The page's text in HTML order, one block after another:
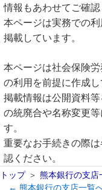
情報もあわせてご確認
本ページは実務での
掲載しています。
本ページは社会保険
の利用を前提に作成し
掲載情報は公開資料
の統廃合や名称変更
す。
重要なお手続きの際
認ください。
トップ 熊本銀行の支店
← 熊本銀行の支店一覧